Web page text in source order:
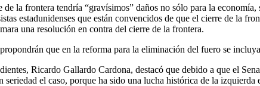
la frontera tendría “gravísimos” daños no sólo para la
estadunidenses que están convencidos de que el cierre de la
una resolución en contra del cierre de la frontera.
que en la reforma para la eliminación del fuero se
Ricardo Gallardo Cardona, destacó que debido a que el
seriedad el caso, porque ha sido una lucha histórica de la izquierda